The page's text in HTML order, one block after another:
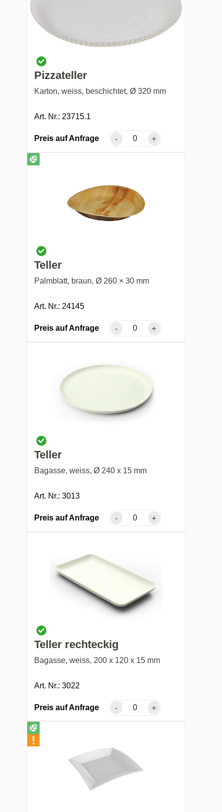
Pizzateller
Karton, weiss, beschichtet, Ø 320 mm
Art. Nr.: 23715.1
Preis auf Anfrage - +
Teller
Palmblatt, braun, Ø 260 × 30 mm
Art. Nr.: 24145
Preis auf Anfrage - +
Teller
Bagasse, weiss, Ø 240 x 15 mm
Art. Nr.: 3013
Preis auf Anfrage - +
Teller rechteckig
Bagasse, weiss, 200 x 120 x 15 mm
Art. Nr.: 3022
Preis auf Anfrage - +